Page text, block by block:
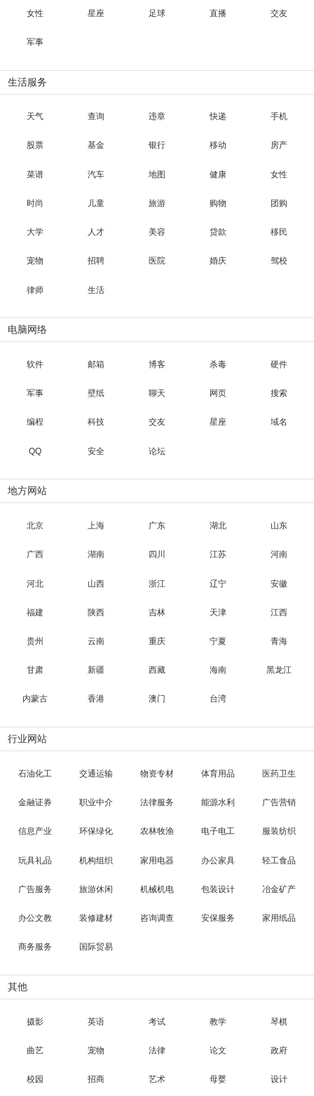
女性 星座 足球 直播 交友
军事
生活服务
天气 查询 违章 快递 手机
股票 基金 银行 移动 房产
菜谱 汽车 地图 健康 女性
时尚 儿童 旅游 购物 团购
大学 人才 美容 贷款 移民
宠物 招聘 医院 婚庆 驾校
律师 生活
电脑网络
软件 邮箱 博客 杀毒 硬件
军事 壁纸 聊天 网页 搜索
编程 科技 交友 星座 域名
QQ 安全 论坛
地方网站
北京 上海 广东 湖北 山东
广西 湖南 四川 江苏 河南
河北 山西 浙江 辽宁 安徽
福建 陕西 吉林 天津 江西
贵州 云南 重庆 宁夏 青海
甘肃 新疆 西藏 海南 黑龙江
内蒙古 香港 澳门 台湾
行业网站
石油化工 交通运输 物资专材 体育用品 医药卫生
金融证券 职业中介 法律服务 能源水利 广告营销
信息产业 环保绿化 农林牧渔 电子电工 服装纺织
玩具礼品 机构组织 家用电器 办公家具 轻工食品
广告服务 旅游休闲 机械机电 包装设计 冶金矿产
办公文教 装修建材 咨询调查 安保服务 家用纸品
商务服务 国际贸易
其他
摄影 英语 考试 教学 琴棋
曲艺 宠物 法律 论文 政府
校园 招商 艺术 母婴 设计